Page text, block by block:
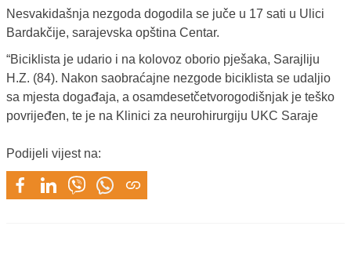
Nesvakidašnja nezgoda dogodila se juče u 17 sati u Ulici
Bardakčije, sarajevska opština Centar.
“Biciklista je udario i na kolovoz oborio pješaka, Sarajliju
H.Z. (84). Nakon saobraćajne nezgode biciklista se udaljio
sa mjesta događaja, a osamdesetčetvorogodišnjak je teško
povrijeđen, te je na Klinici za neurohirurgiju UKC Saraje
Podijeli vijest na: